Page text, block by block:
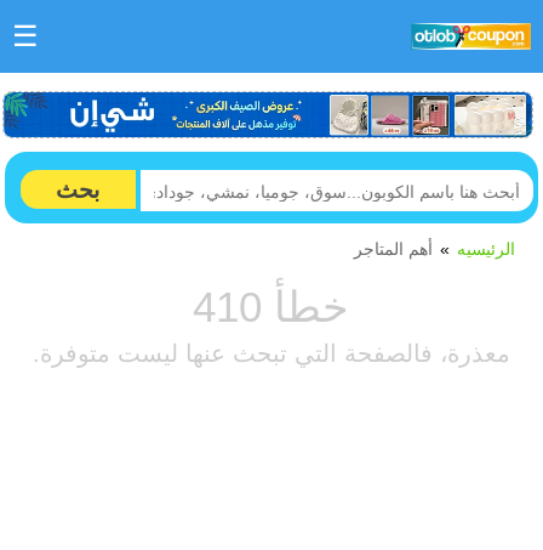
☰
بحث
الرئيسيه أهم المتاجر
خطأ 410
معذرة، فالصفحة التي تبحث عنها ليست متوفرة.